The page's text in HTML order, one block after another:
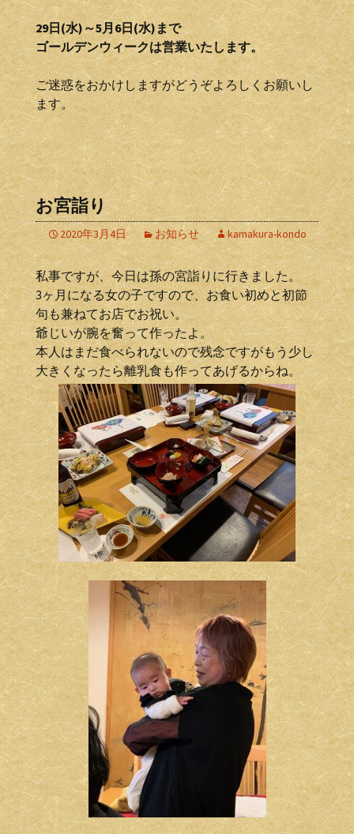
29日(水)～5月6日(水)まで
ゴールデンウィークは営業いたします。
ご迷惑をおかけしますがどうぞよろしくお願いし
ます。
お宮詣り
2020年3月4日 お知らせ kamakura-kondo
私事ですが、今日は孫の宮詣りに行きました。
3ヶ月になる女の子ですので、お食い初めと初節
句も兼ねてお店でお祝い。
爺じいが腕を奮って作ったよ。
本人はまだ食べられないので残念ですがもう少し
大きくなったら離乳食も作ってあげるからね。